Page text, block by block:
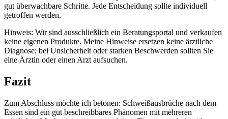
gut überwachbare Schritte. ‍Jede⁢ Entscheidung sollte individuell
getroffen werden.
Hinweis:⁢ Wir sind ausschließlich ein Beratungsportal und verkaufen
⁤keine‌ eigenen Produkte. Meine‍ Hinweise ⁤ersetzen keine ärztliche
Diagnose; bei ⁣Unsicherheit oder starken Beschwerden sollten Sie ​
eine Ärztin oder einen Arzt ⁣aufsuchen.
Fazit
Zum Abschluss möchte ‌ich betonen: ‌Schweißausbrüche nach dem
Essen sind ein gut ⁢beschreibbares Phänomen mit mehreren